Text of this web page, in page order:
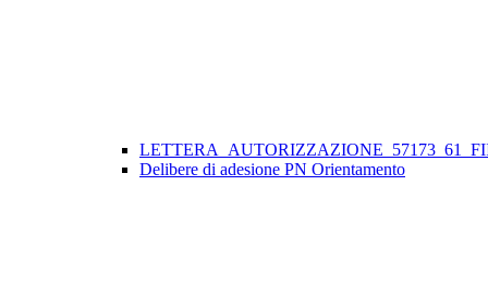
Delibere di adesione PN Orientamento